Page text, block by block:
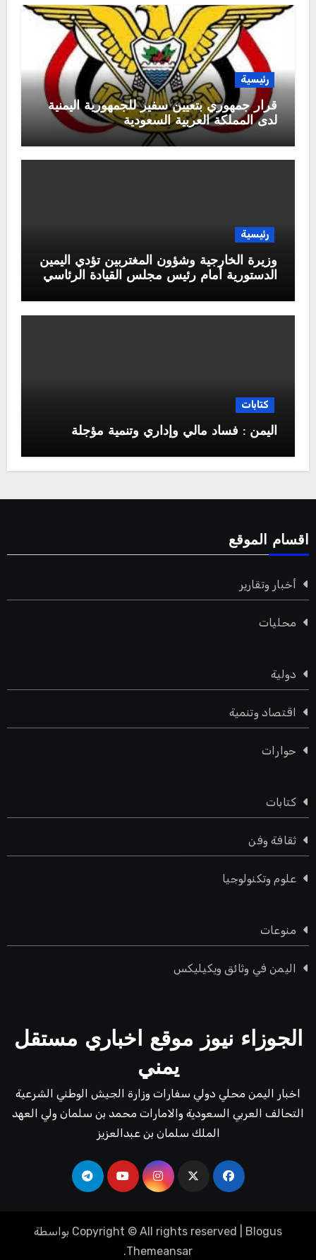
رئيسية
قرار جمهوري بتعيين سفير للجمهورية اليمنية
لدى المملكة العربية السعودية
رئيسية
وزيرة الخارجية وشؤون المغتربين تؤدي اليمين
الدستورية أمام رئيس مجلس القيادة الرئاسي
كتابات
اليمن : فساد مالي وإداري وتنمية مؤجلة
اقسام الموقع
أخبار وتقارير
محليات
دولية
اقتصاد وتنمية
حوارات
كتابات
ثقافة وفن
علوم وتكنولوجيا
منوعات
اليمن في وثائق ويكيليكس
الجوزاء نيوز موقع اخباري مستقل
يمني
اخبار اليمن محلي دولي سفارات وزارة الجيش الوطني الشرعية
التحالف العربي السعودية والامارات محمد بن سلمان ولي العهد
الملك سلمان بن عبدالعزيز
Copyright © All rights reserved Blogus
بواسطة
Themeansar
.